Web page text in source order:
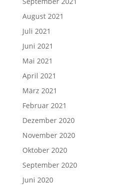
August 2021
Juli 2021
Juni 2021
Mai 2021
April 2021
März 2021
Februar 2021
Dezember 2020
November 2020
Oktober 2020
September 2020
Juni 2020